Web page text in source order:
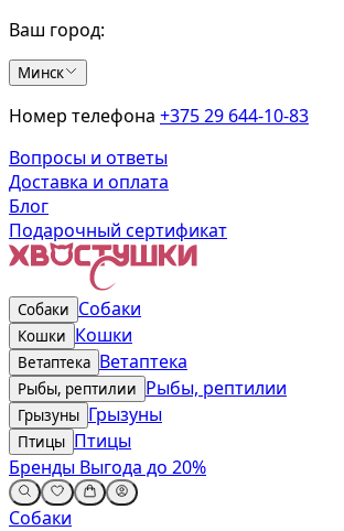
Ваш город:
Минск
Номер телефона +375 29 644-10-83
Вопросы и ответы
Доставка и оплата
Блог
Подарочный сертификат
Собаки Собаки
Кошки Кошки
Ветаптека Ветаптека
Рыбы, рептилии Рыбы, рептилии
Грызуны Грызуны
Птицы Птицы
Бренды Выгода до 20%
Собаки